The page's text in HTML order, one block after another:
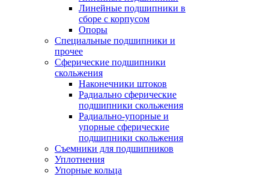
Линейные подшипники в
сборе с корпусом
Опоры
Специальные подшипники и
прочее
Сферические подшипники
скольжения
Наконечники штоков
Радиально сферические
подшипники скольжения
Радиально-упорные и
упорные сферические
подшипники скольжения
Съемники для подшипников
Уплотнения
Упорные кольца